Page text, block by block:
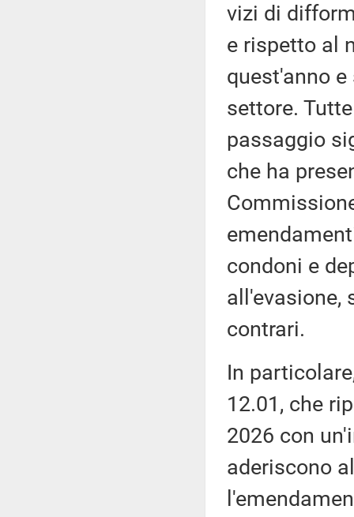
vizi di
e rispetto al
quest'anno
settore.
passaggio
che ha
condoni e
all'evasione,
contrari.
In
12.01, che
2026 con
aderiscono